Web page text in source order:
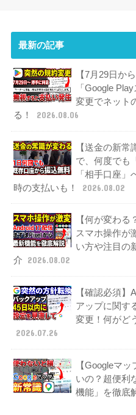
最新の記事
【7月29日か
「Google
変更でネット
る！
2026.08.06
【送金の新常
で、何度でも
「相手口座」
時の支払いも！
2026.08.02
【何が変わる
スマホ操作が
い方や注目の
介
2026.08.02
【確認必須】
アップに関す
変更！何がど
2026.07.26
【Googleマ
いの？超便利
機能」を徹底